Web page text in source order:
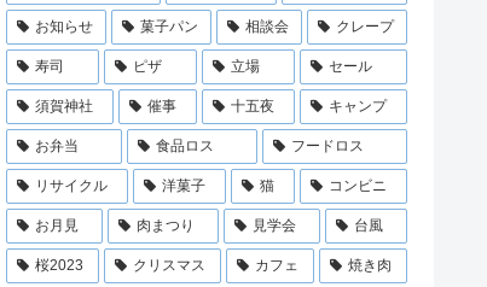
お知らせ 菓子パン 相談会 クレープ
寿司 ピザ 立場 セール
須賀神社 催事 十五夜 キャンプ
お弁当 食品ロス フードロス
リサイクル 洋菓子 猫 コンビニ
お月見 肉まつり 見学会 台風
桜2023 クリスマス カフェ 焼き肉